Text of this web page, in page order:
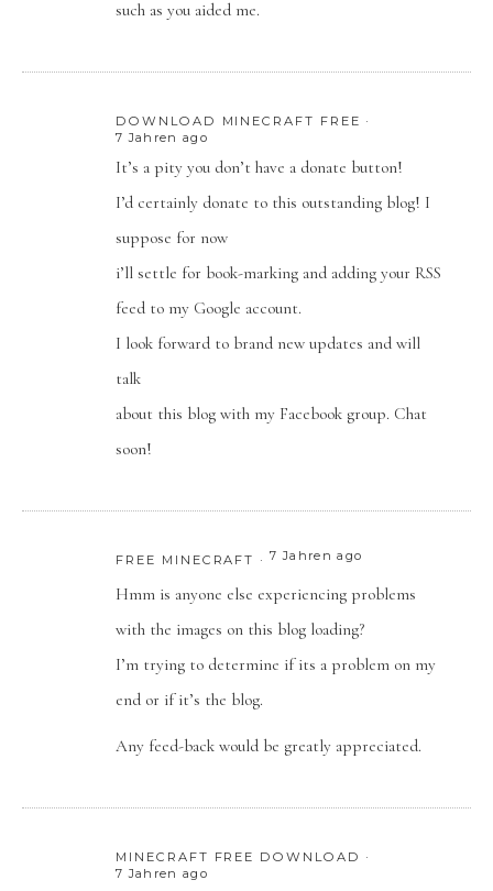
such as you aided me.
DOWNLOAD MINECRAFT FREE
7 Jahren ago
It’s a pity you don’t have a donate button!
I’d certainly donate to this outstanding blog! I
suppose for now
i’ll settle for book-marking and adding your RSS
feed to my Google account.
I look forward to brand new updates and will
talk
about this blog with my Facebook group. Chat
soon!
FREE MINECRAFT 7 Jahren ago
Hmm is anyone else experiencing problems
with the images on this blog loading?
I’m trying to determine if its a problem on my
end or if it’s the blog.
Any feed-back would be greatly appreciated.
MINECRAFT FREE DOWNLOAD
7 Jahren ago